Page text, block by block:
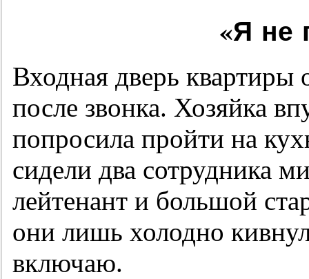
«Я не
Входная дверь квартиры
после звонка. Хозяйка
попросила пройти на
сидели два сотрудника
лейтенант и большой
они лишь холодно
включаю.